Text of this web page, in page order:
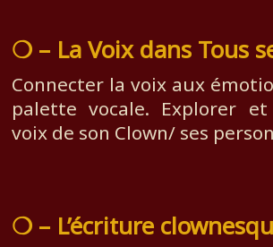
❍ – La Voix dans Tous
Connecter la voix aux
palette vocale. Explorer
voix de son Clown/ ses
❍ – L’écriture